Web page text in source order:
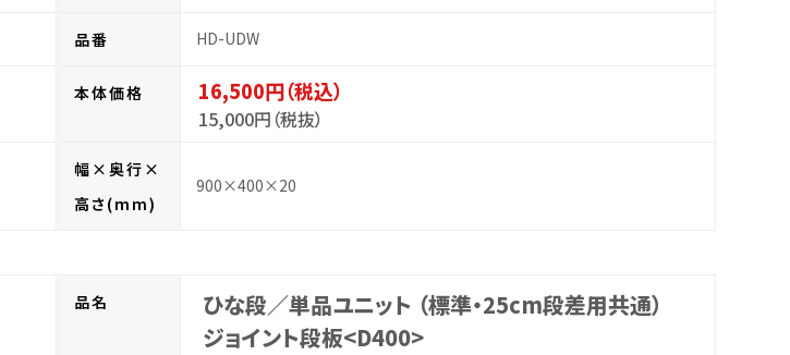
品番 HD-UDW
本体価格 16,500円（税込）
15,000円（税抜）
幅×奥行×
高さ(mm)
900×400×20
品名
ひな段／単品ユニット （標準・25cm段差用共通）
ジョイント段板<D400>